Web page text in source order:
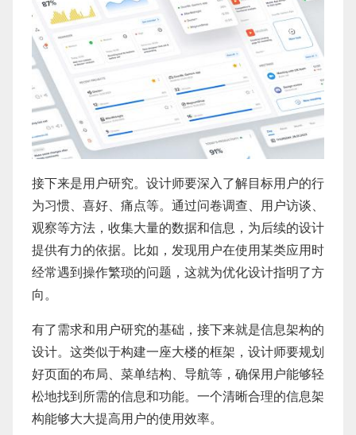
接下来是用户研究。设计师要深入了解目标用户的行
为习惯、喜好、痛点等。通过问卷调查、用户访谈、
观察等方法，收集大量的数据和信息，为后续的设计
提供有力的依据。比如，发现用户在使用某类应用时
经常遇到操作繁琐的问题，这就为优化设计指明了方
向。
有了需求和用户研究的基础，接下来就是信息架构的
设计。这类似于构建一座大楼的框架，设计师要规划
好页面的布局、菜单结构、导航等，确保用户能够轻
松地找到所需的信息和功能。一个清晰合理的信息架
构能够大大提高用户的使用效率。